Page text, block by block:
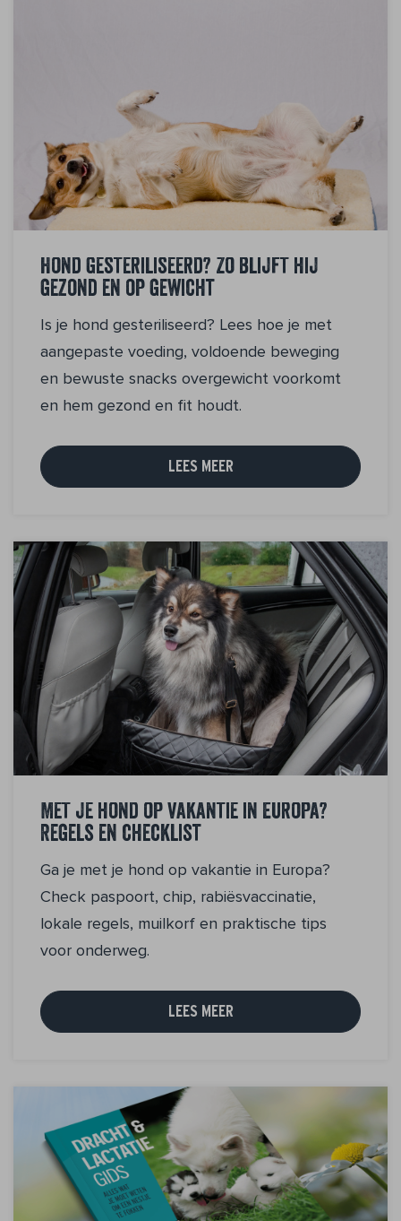
Hond gesteriliseerd? Zo blijft hij
gezond en op gewicht
Is je hond gesteriliseerd? Lees hoe je met
aangepaste voeding, voldoende beweging
en bewuste snacks overgewicht voorkomt
en hem gezond en fit houdt.
LEES MEER
Met je hond op vakantie in Europa?
Regels en checklist
Ga je met je hond op vakantie in Europa?
Check paspoort, chip, rabiësvaccinatie,
lokale regels, muilkorf en praktische tips
voor onderweg.
LEES MEER